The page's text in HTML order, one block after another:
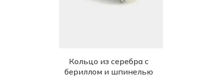
Кольцо из серебра с
бериллом и шпинелью